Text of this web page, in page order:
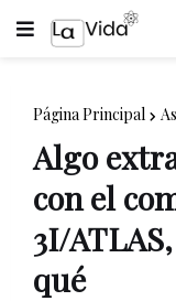
Página Principal
Algo
con el
3I/
qué